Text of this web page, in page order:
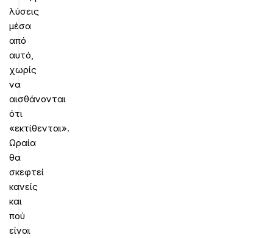
λύσεις
μέσα
από
αυτό,
χωρίς
να
αισθάνονται
ότι
«εκτίθενται».
Ωραία
θα
σκεφτεί
κανείς
και
πού
είναι